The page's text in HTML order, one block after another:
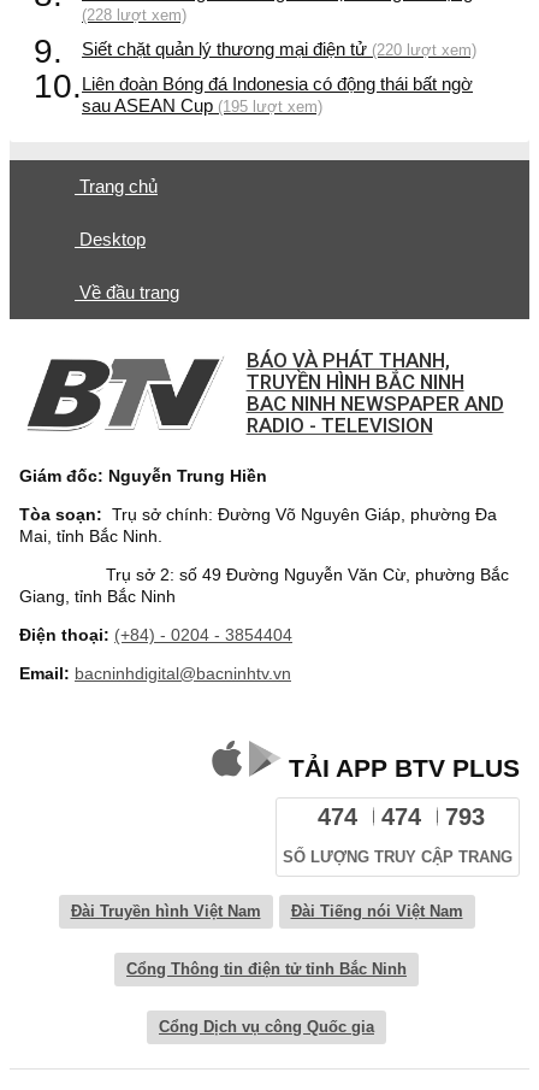
(228 lượt xem)
9. Siết chặt quản lý thương mại điện tử (220 lượt xem)
10.Liên đoàn Bóng đá Indonesia có động thái bất ngờ
sau ASEAN Cup (195 lượt xem)
Trang chủ
Desktop
Về đầu trang
BÁO VÀ PHÁT THANH,
TRUYỀN HÌNH BẮC NINH
BAC NINH NEWSPAPER AND
RADIO - TELEVISION
Giám đốc: Nguyễn Trung Hiền
Tòa soạn: Trụ sở chính: Đường Võ Nguyên Giáp, phường Đa
Mai, tỉnh Bắc Ninh.
Trụ sở 2: số 49 Đường Nguyễn Văn Cừ, phường Bắc
Giang, tỉnh Bắc Ninh
Điện thoại: (+84) - 0204 - 3854404
Email: bacninhdigital@bacninhtv.vn
TẢI APP BTV PLUS
474 474 793
SỐ LƯỢNG TRUY CẬP TRANG
Đài Truyền hình Việt Nam Đài Tiếng nói Việt Nam
Cổng Thông tin điện tử tỉnh Bắc Ninh
Cổng Dịch vụ công Quốc gia